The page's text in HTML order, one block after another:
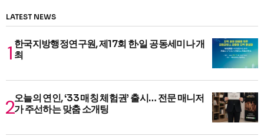
LATEST NEWS
한국지방행정연구원, 제17회 한·일 공동세미나 개
최
오늘의 연인, ‘33 매칭 체험권’ 출시… 전문 매니저
가 주선하는 맞춤 소개팅